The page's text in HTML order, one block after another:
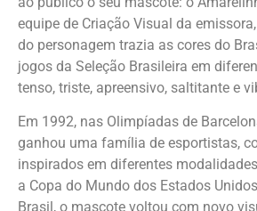
equipe de Criação Visual da
do personagem trazia as cores do
jogos da Seleção Brasileira em
tenso, triste, apreensivo, saltitante e
Em 1992, nas Olimpíadas de
ganhou uma família de esportistas,
inspirados em diferentes
a Copa do Mundo dos Estados
Brasil, o mascote voltou com novo